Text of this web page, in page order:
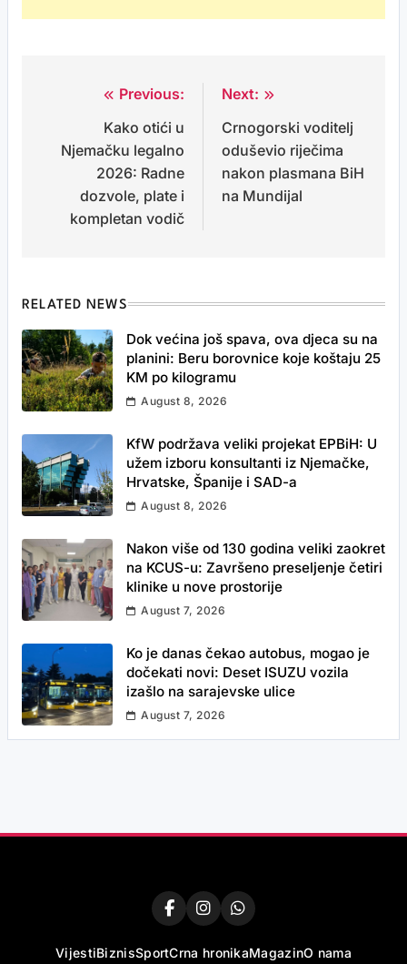
navigation
Previous:
Kako otići u
Njemačku legalno
2026: Radne
dozvole, plate i
kompletan vodič
Next:
Crnogorski voditelj
oduševio riječima
nakon plasmana BiH
na Mundijal
RELATED NEWS
Dok većina još spava, ova djeca su na
planini: Beru borovnice koje koštaju 25
KM po kilogramu
August 8, 2026
KfW podržava veliki projekat EPBiH: U
užem izboru konsultanti iz Njemačke,
Hrvatske, Španije i SAD-a
August 8, 2026
Nakon više od 130 godina veliki zaokret
na KCUS-u: Završeno preseljenje četiri
klinike u nove prostorije
August 7, 2026
Ko je danas čekao autobus, mogao je
dočekati novi: Deset ISUZU vozila
izašlo na sarajevske ulice
August 7, 2026
VijestiBiznisSportCrna hronikaMagazinO nama